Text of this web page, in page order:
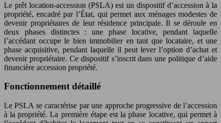
Le prêt location-accession (PSLA) est un dispositif d’accession à la
propriété, encadré par l’État, qui permet aux ménages modestes de
devenir propriétaires de leur résidence principale. Il se déroule en
deux phases distinctes : une phase locative, pendant laquelle
l’accédant occupe le bien immobilier en tant que locataire, et une
phase acquisitive, pendant laquelle il peut lever l’option d’achat et
devenir propriétaire. Ce dispositif s’inscrit dans une politique d’aide
financière accession propriété.
Fonctionnement détaillé
Le PSLA se caractérise par une approche progressive de l’accession
à la propriété. La première étape est la phase locative, qui permet à